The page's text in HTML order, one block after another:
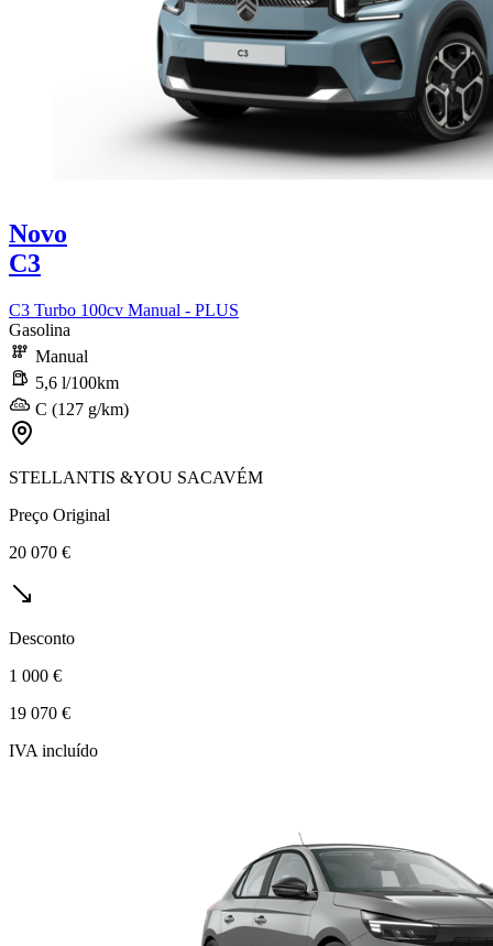
Novo
C3
C3 Turbo 100cv Manual - PLUS
Gasolina
Manual
5,6 l/100km
C (127 g/km)
STELLANTIS &YOU SACAVÉM
Preço Original
20 070 €
Desconto
1 000 €
19 070 €
IVA incluído